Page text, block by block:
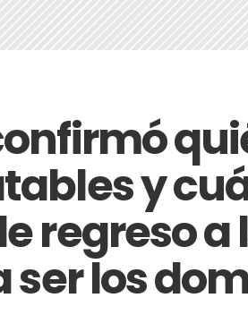
y
regreso a
ser los